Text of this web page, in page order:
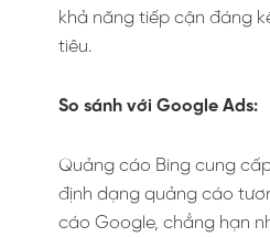
khả năng tiếp cận đáng
tiêu.
So sánh với Google Ads:
Quảng cáo Bing cung
định dạng quảng cáo
cáo Google, chẳng hạn